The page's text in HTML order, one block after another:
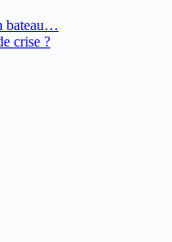
bateau…
crise ?